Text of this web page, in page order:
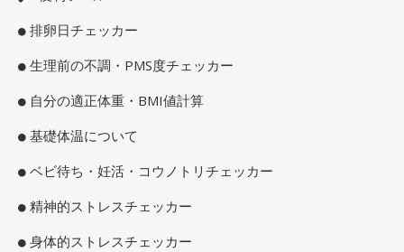
排卵日チェッカー
生理前の不調・PMS度チェッカー
自分の適正体重・BMI値計算
基礎体温について
ベビ待ち・妊活・コウノトリチェッカー
精神的ストレスチェッカー
身体的ストレスチェッカー